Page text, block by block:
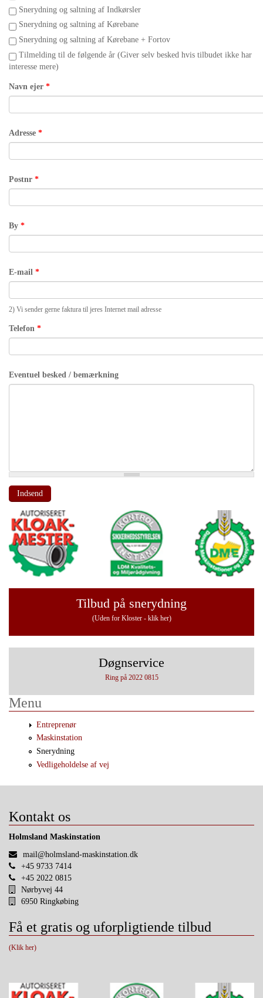
Snerydning og saltning af Indkørsler
Snerydning og saltning af Kørebane
Snerydning og saltning af Kørebane + Fortov
Tilmelding til de følgende år (Giver selv besked hvis tilbudet ikke har
interesse mere)
Navn ejer *
Adresse *
Postnr *
By *
E-mail *
2) Vi sender gerne faktura til jeres Internet mail adresse
Telefon *
Eventuel besked / bemærkning
Tilbud på snerydning
(Uden for Kloster - klik her)
Døgnservice
Ring på 2022 0815
Menu
Entreprenør
Maskinstation
Snerydning
Vedligeholdelse af vej
Kontakt os
Holmsland Maskinstation
mail@holmsland-maskinstation.dk
+45 9733 7414
+45 2022 0815
Nørbyvej 44
6950 Ringkøbing
Få et gratis og uforpligtiende tilbud
(Klik her)